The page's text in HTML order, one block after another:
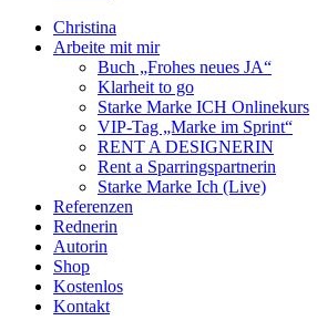
Christina
Arbeite mit mir
Buch „Frohes neues JA“
Klarheit to go
Starke Marke ICH Onlinekurs
VIP-Tag „Marke im Sprint“
RENT A DESIGNERIN
Rent a Sparringspartnerin
Starke Marke Ich (Live)
Referenzen
Rednerin
Autorin
Shop
Kostenlos
Kontakt